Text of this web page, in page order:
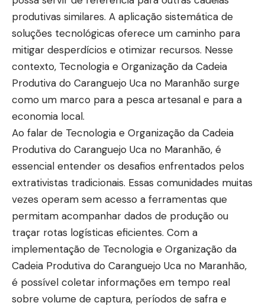
produtivas similares. A aplicação sistemática de
soluções tecnológicas oferece um caminho para
mitigar desperdícios e otimizar recursos. Nesse
contexto, Tecnologia e Organização da Cadeia
Produtiva do Caranguejo Uca no Maranhão surge
como um marco para a pesca artesanal e para a
economia local.
Ao falar de Tecnologia e Organização da Cadeia
Produtiva do Caranguejo Uca no Maranhão, é
essencial entender os desafios enfrentados pelos
extrativistas tradicionais. Essas comunidades muitas
vezes operam sem acesso a ferramentas que
permitam acompanhar dados de produção ou
traçar rotas logísticas eficientes. Com a
implementação de Tecnologia e Organização da
Cadeia Produtiva do Caranguejo Uca no Maranhão,
é possível coletar informações em tempo real
sobre volume de captura, períodos de safra e